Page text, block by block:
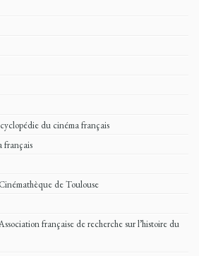
du cinéma français
français
de Toulouse
française de recherche sur l’histoire du